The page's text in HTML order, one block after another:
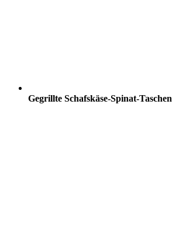
Gegrillte Schafskäse-Spinat-Taschen